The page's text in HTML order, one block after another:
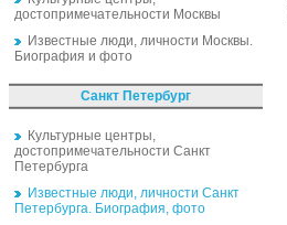
достопримечательности Москвы
Известные люди, личности Москвы.
Биография и фото
Санкт Петербург
Культурные центры,
достопримечательности Санкт
Петербурга
Известные люди, личности Санкт
Петербурга. Биография, фото